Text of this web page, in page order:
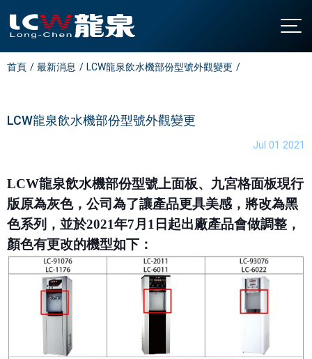
關於龍泉
發展沿革
直立型飲水機
氣泡水機
飯店專用飲水機
開水機
家用飲水設備
淨水設備
大型中央系統
飲水台
最新消息
常見問題
下載中心
繁中 / EN
首頁 最新消息 LCW龍泉飲水機部份型號外觀變更
LCW龍泉飲水機部份型號外觀變更
Jul 01 2021
LCW龍泉飲水機部份型號上面板、九宮格面板現行
版原為灰色，公司為了讓產品更具美感，將改為黑
色系列，並於2021年7月 1 日起出廠產品會做調整，
顏色有更改的機型如下：